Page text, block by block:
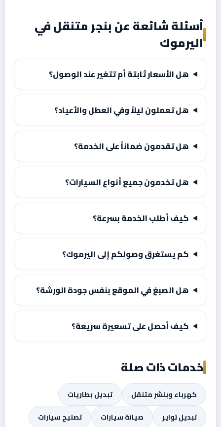
أسئلة شائعة عن بنجر متنقل في
اليرموك
هل الأسعار ثابتة أم تتغير عند الوصول؟
هل تعملون ليلاً وفي العطل والأعياد؟
هل تقدمون ضماناً على الخدمة؟
هل تخدمون جميع أنواع السيارات؟
كيف أطلب الخدمة بسرعة؟
كم يستغرق وصولكم إلى اليرموك؟
هل الصبغ في الموقع بنفس جودة الورشة؟
كيف أحصل على تسعيرة سريعة؟
خدمات ذات صلة
كهرباء وبنشر متنقل
تبديل بطاريات
تبديل تواير
صيانة سيارات
تصليح سيارات